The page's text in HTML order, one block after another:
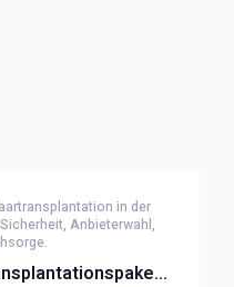
in der
Anbieterwahl,
Was ist in einem Haartransplantationspaket in der Türkei enthalten?